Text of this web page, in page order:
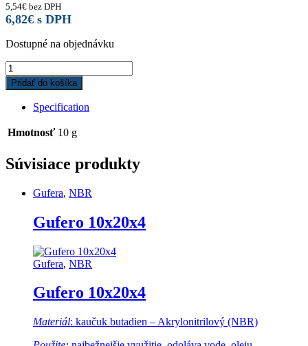
5,54€ bez DPH
6,82€ s DPH
Dostupné na objednávku
Gufero
22,8x40x6/8,5
B2SFSLRD
Corteco
quantity
Pridať do košíka
Specification
Hmotnosť 10 g
Súvisiace produkty
Gufera, NBR
Gufero 10x20x4
Gufera, NBR
Gufero 10x20x4
Materiál: kaučuk butadien – Akrylonitrilový (NBR)